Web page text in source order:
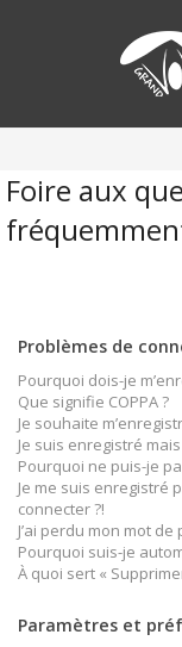
Foire aux
Problèmes de
Pourquoi dois-je
Que signifie COPPA ?
Je souhaite
Je suis enregistré
Pourquoi ne puis-je
Je me suis enregistré
connecter ?!
J’ai perdu mon mot de
Pourquoi suis-je
À quoi sert «
Paramètres et